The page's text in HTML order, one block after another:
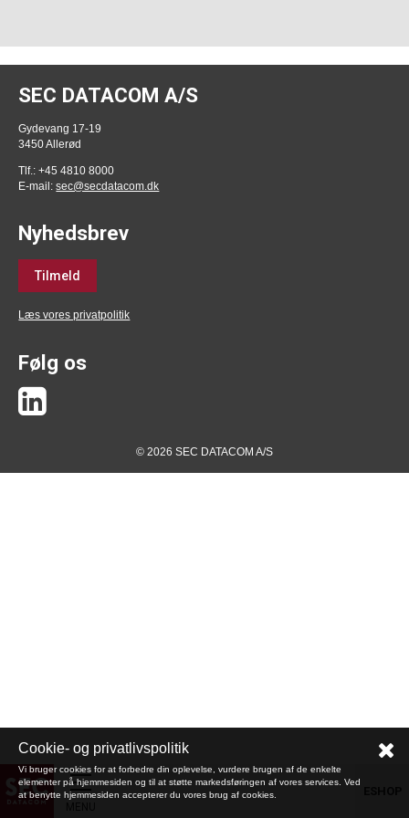
SEC DATACOM A/S
Gydevang 17-19
3450 Allerød
Tlf.: +45 4810 8000
E-mail:sec@secdatacom.dk
Nyhedsbrev
Tilmeld
Læs vores privatpolitik
Følg os
© 2026 SEC DATACOM A/S
Cookie- og privatlivspolitik
Vi bruger cookies for at forbedre din oplevelse, vurdere brugen af de enkelte
elementer på hjemmesiden og til at støtte markedsføringen af vores services. Ved
at benytte hjemmesiden accepterer du vores brug af cookies.